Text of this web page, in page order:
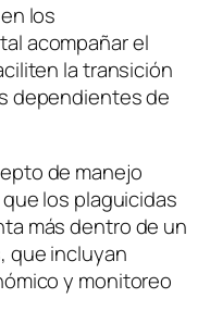
los
acompañar el
la transición
dependientes de
de manejo
los plaguicidas
más dentro de un
que incluyan
y monitoreo